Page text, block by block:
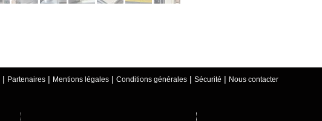
| Partenaires | Mentions légales | Conditions générales | Sécurité | Nous contacter